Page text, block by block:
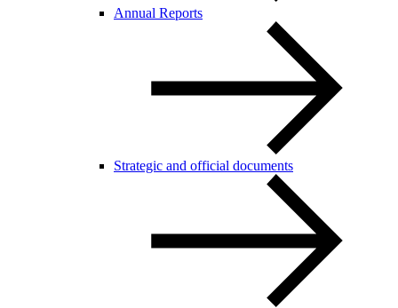
Annual Reports
Strategic and official documents